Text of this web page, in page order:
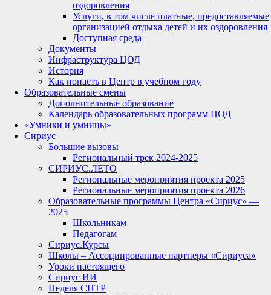
оздоровления
Услуги, в том числе платные, предоставляемые
организацией отдыха детей и их оздоровления
Доступная среда
Документы
Инфраструктура ЦОД
История
Как попасть в Центр в учебном году
Образовательные смены
Дополнительные образование
Календарь образовательных программ ЦОД
«Умники и умницы»
Сириус
Большие вызовы
Региональный трек 2024-2025
СИРИУС.ЛЕТО
Региональные мероприятия проекта 2025
Региональные мероприятия проекта 2026
Образовательные программы Центра «Сириус» —
2025
Школьникам
Педагогам
Сириус.Курсы
Школы – Ассоциированные партнеры «Сириуса»
Уроки настоящего
Сириус ИИ
Неделя СНТР